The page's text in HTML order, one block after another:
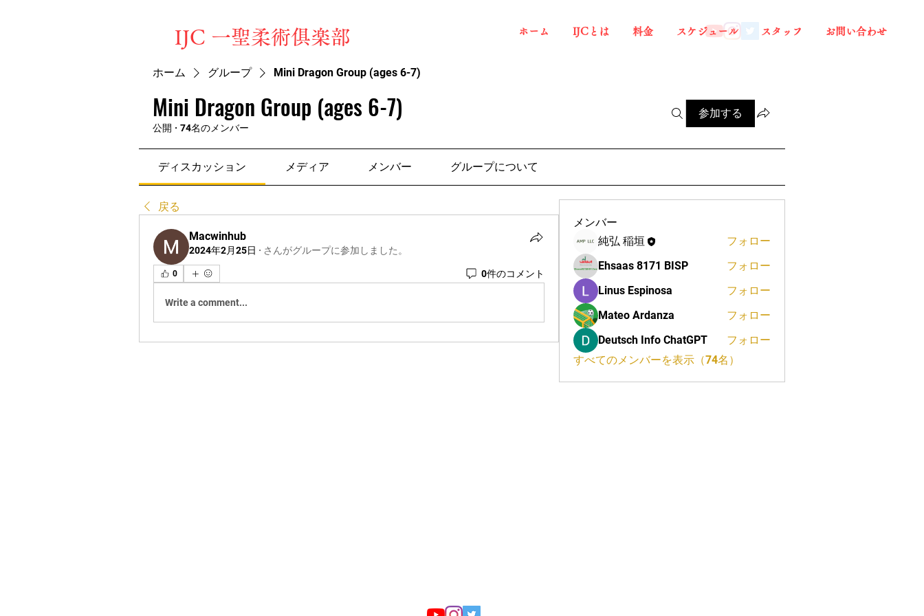
​IJC 一聖柔術俱楽部 ホーム IJCとは 料金 スケジュール スタッフ お問い合わせ
ホーム グループ Mini Dragon Group (ages 6-7)
Mini Dragon Group (ages 6-7)
公開 · 74名のメンバー
参加する
ディスカッション メディア メンバー グループについて
戻る
Macwinhub
2024年2月25日 · さんがグループに参加しました。
0 0件のコメント
Write a comment...
メンバー
純弘 稲垣
フォロー
Ehsaas 8171 BISP
フォロー
Linus Espinosa
フォロー
Mateo Ardanza
フォロー
Deutsch Info ChatGPT
フォロー
すべてのメンバーを表示（74名）